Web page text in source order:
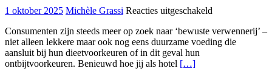
1 oktober 2025 Michèle Grassi Reacties uitgeschakeld
samen
met
Consumenten zijn steeds meer op zoek naar ‘bewuste verwennerij’ –
niet alleen lekkere maar ook nog eens duurzame voeding die
aansluit bij hun dieetvoorkeuren of in dit geval hun
ontbijtvoorkeuren. Benieuwd hoe jij als hotel […]